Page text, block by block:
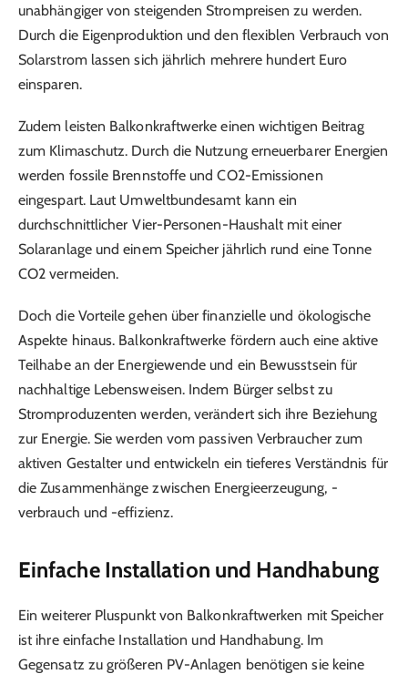
unabhängiger von steigenden Strompreisen zu werden.
Durch die Eigenproduktion und den flexiblen Verbrauch von
Solarstrom lassen sich jährlich mehrere hundert Euro
einsparen.
Zudem leisten Balkonkraftwerke einen wichtigen Beitrag
zum Klimaschutz. Durch die Nutzung erneuerbarer Energien
werden fossile Brennstoffe und CO2-Emissionen
eingespart. Laut Umweltbundesamt kann ein
durchschnittlicher Vier-Personen-Haushalt mit einer
Solaranlage und einem Speicher jährlich rund eine Tonne
CO2 vermeiden.
Doch die Vorteile gehen über finanzielle und ökologische
Aspekte hinaus. Balkonkraftwerke fördern auch eine aktive
Teilhabe an der Energiewende und ein Bewusstsein für
nachhaltige Lebensweisen. Indem Bürger selbst zu
Stromproduzenten werden, verändert sich ihre Beziehung
zur Energie. Sie werden vom passiven Verbraucher zum
aktiven Gestalter und entwickeln ein tieferes Verständnis für
die Zusammenhänge zwischen Energieerzeugung, -
verbrauch und -effizienz.
Einfache Installation und Handhabung
Ein weiterer Pluspunkt von Balkonkraftwerken mit Speicher
ist ihre einfache Installation und Handhabung. Im
Gegensatz zu größeren PV-Anlagen benötigen sie keine